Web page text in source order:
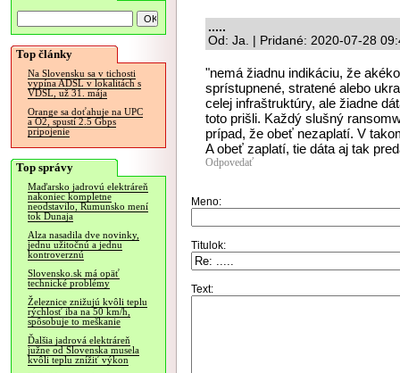
Top články
Na Slovensku sa v tichosti
vypína ADSL v lokalitách s
VDSL, už 31. mája
Orange sa doťahuje na UPC
a O2, spustí 2.5 Gbps
pripojenie
Top správy
Maďarsko jadrovú elektráreň
nakoniec kompletne
neodstavilo, Rumunsko mení
tok Dunaja
Alza nasadila dve novinky,
jednu užitočnú a jednu
kontroverznú
Slovensko.sk má opäť
technické problémy
Železnice znižujú kvôli teplu
rýchlosť iba na 50 km/h,
spôsobuje to meškanie
Ďalšia jadrová elektráreň
južne od Slovenska musela
kvôli teplu znížiť výkon
.....
Od: Ja. | Pridané: 2020-07-28
"nemá žiadnu indikáciu, že
sprístupnené, stratené alebo
celej infraštruktúry, ale žiadne
toto prišli. Každý slušný
prípad, že obeť nezaplatí. V
A obeť zaplatí, tie dáta aj tak
Odpovedať
Meno:
Titulok:
Text: